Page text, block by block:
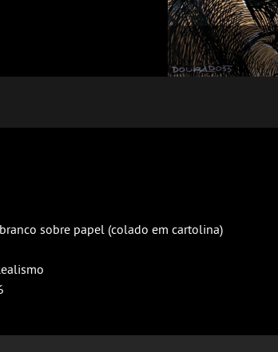
sobre papel (colado em cartolina)